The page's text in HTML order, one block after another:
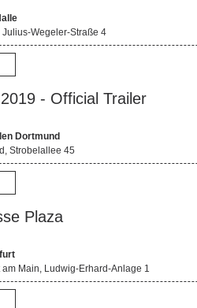
Wegeler-Straße 4
- Official Trailer
Dortmund
Strobelallee 45
Plaza
Main, Ludwig-Erhard-Anlage 1